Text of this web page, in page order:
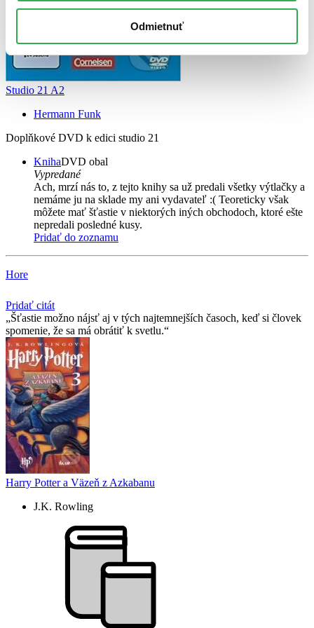
Odmietnuť
Studio 21 A2
Hermann Funk
Doplňkové DVD k edici studio 21
KnihaDVD obal
Vypredané
Ach, mrzí nás to, z tejto knihy sa už predali všetky výtlačky a
nemáme ju na sklade my ani vydavateľ :( Teoreticky však
môžete mať šťastie v niektorých iných obchodoch, ktoré ešte
nepredali posledné kusy.
Pridať do zoznamu
Hore
Pridať citát
Šťastie možno nájsť aj v tých najtemnejších časoch, keď si človek
spomenie, že sa má obrátiť k svetlu.
Harry Potter a Väzeň z Azkabanu
J.K. Rowling